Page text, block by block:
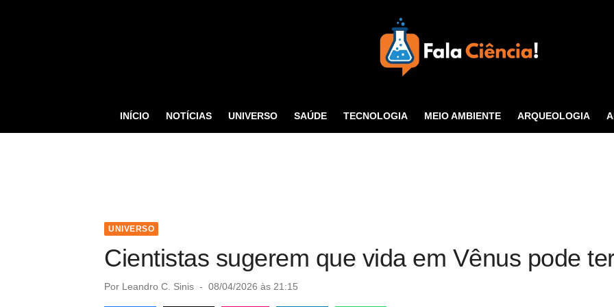
Tecnologia
INÍCIO NOTÍCIAS UNIVERSO SAÚDE TECNOLOGIA MEIO AMBIENTE ARQUEOLOGIA
UNIVERSO
Cientistas sugerem que vida em Vênus pode
Por Leandro C. Sinis
P
08/04/2026 às 21:15